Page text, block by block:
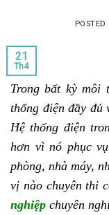
POSTED
21
Th4
Trong bất kỳ môi
thống điện đầy đủ
Hệ thống điện
hơn vì nó phục
phòng, nhà máy,
vị nào chuyên thi
nghiệp chuyên